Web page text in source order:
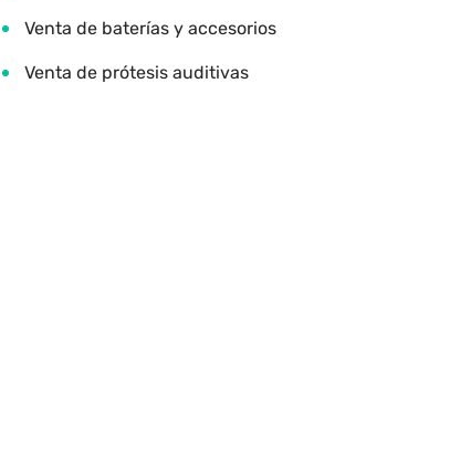
Venta de baterías y accesorios
Venta de prótesis auditivas